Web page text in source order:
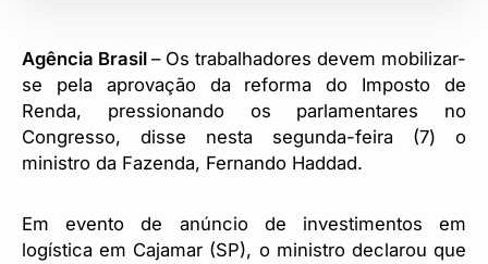
Agência Brasil – Os trabalhadores devem mobilizar-
se pela aprovação da reforma do Imposto de
Renda, pressionando os parlamentares no
Congresso, disse nesta segunda-feira (7) o
ministro da Fazenda, Fernando Haddad.
Em evento de anúncio de investimentos em
logística em Cajamar (SP), o ministro declarou que